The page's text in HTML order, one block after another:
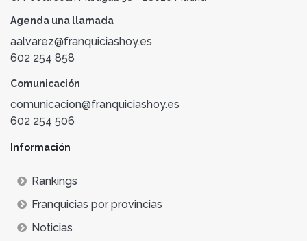
Agenda una llamada
aalvarez@franquiciashoy.es
602 254 858
Comunicación
comunicacion@franquiciashoy.es
602 254 506
Información
Rankings
Franquicias por provincias
Noticias